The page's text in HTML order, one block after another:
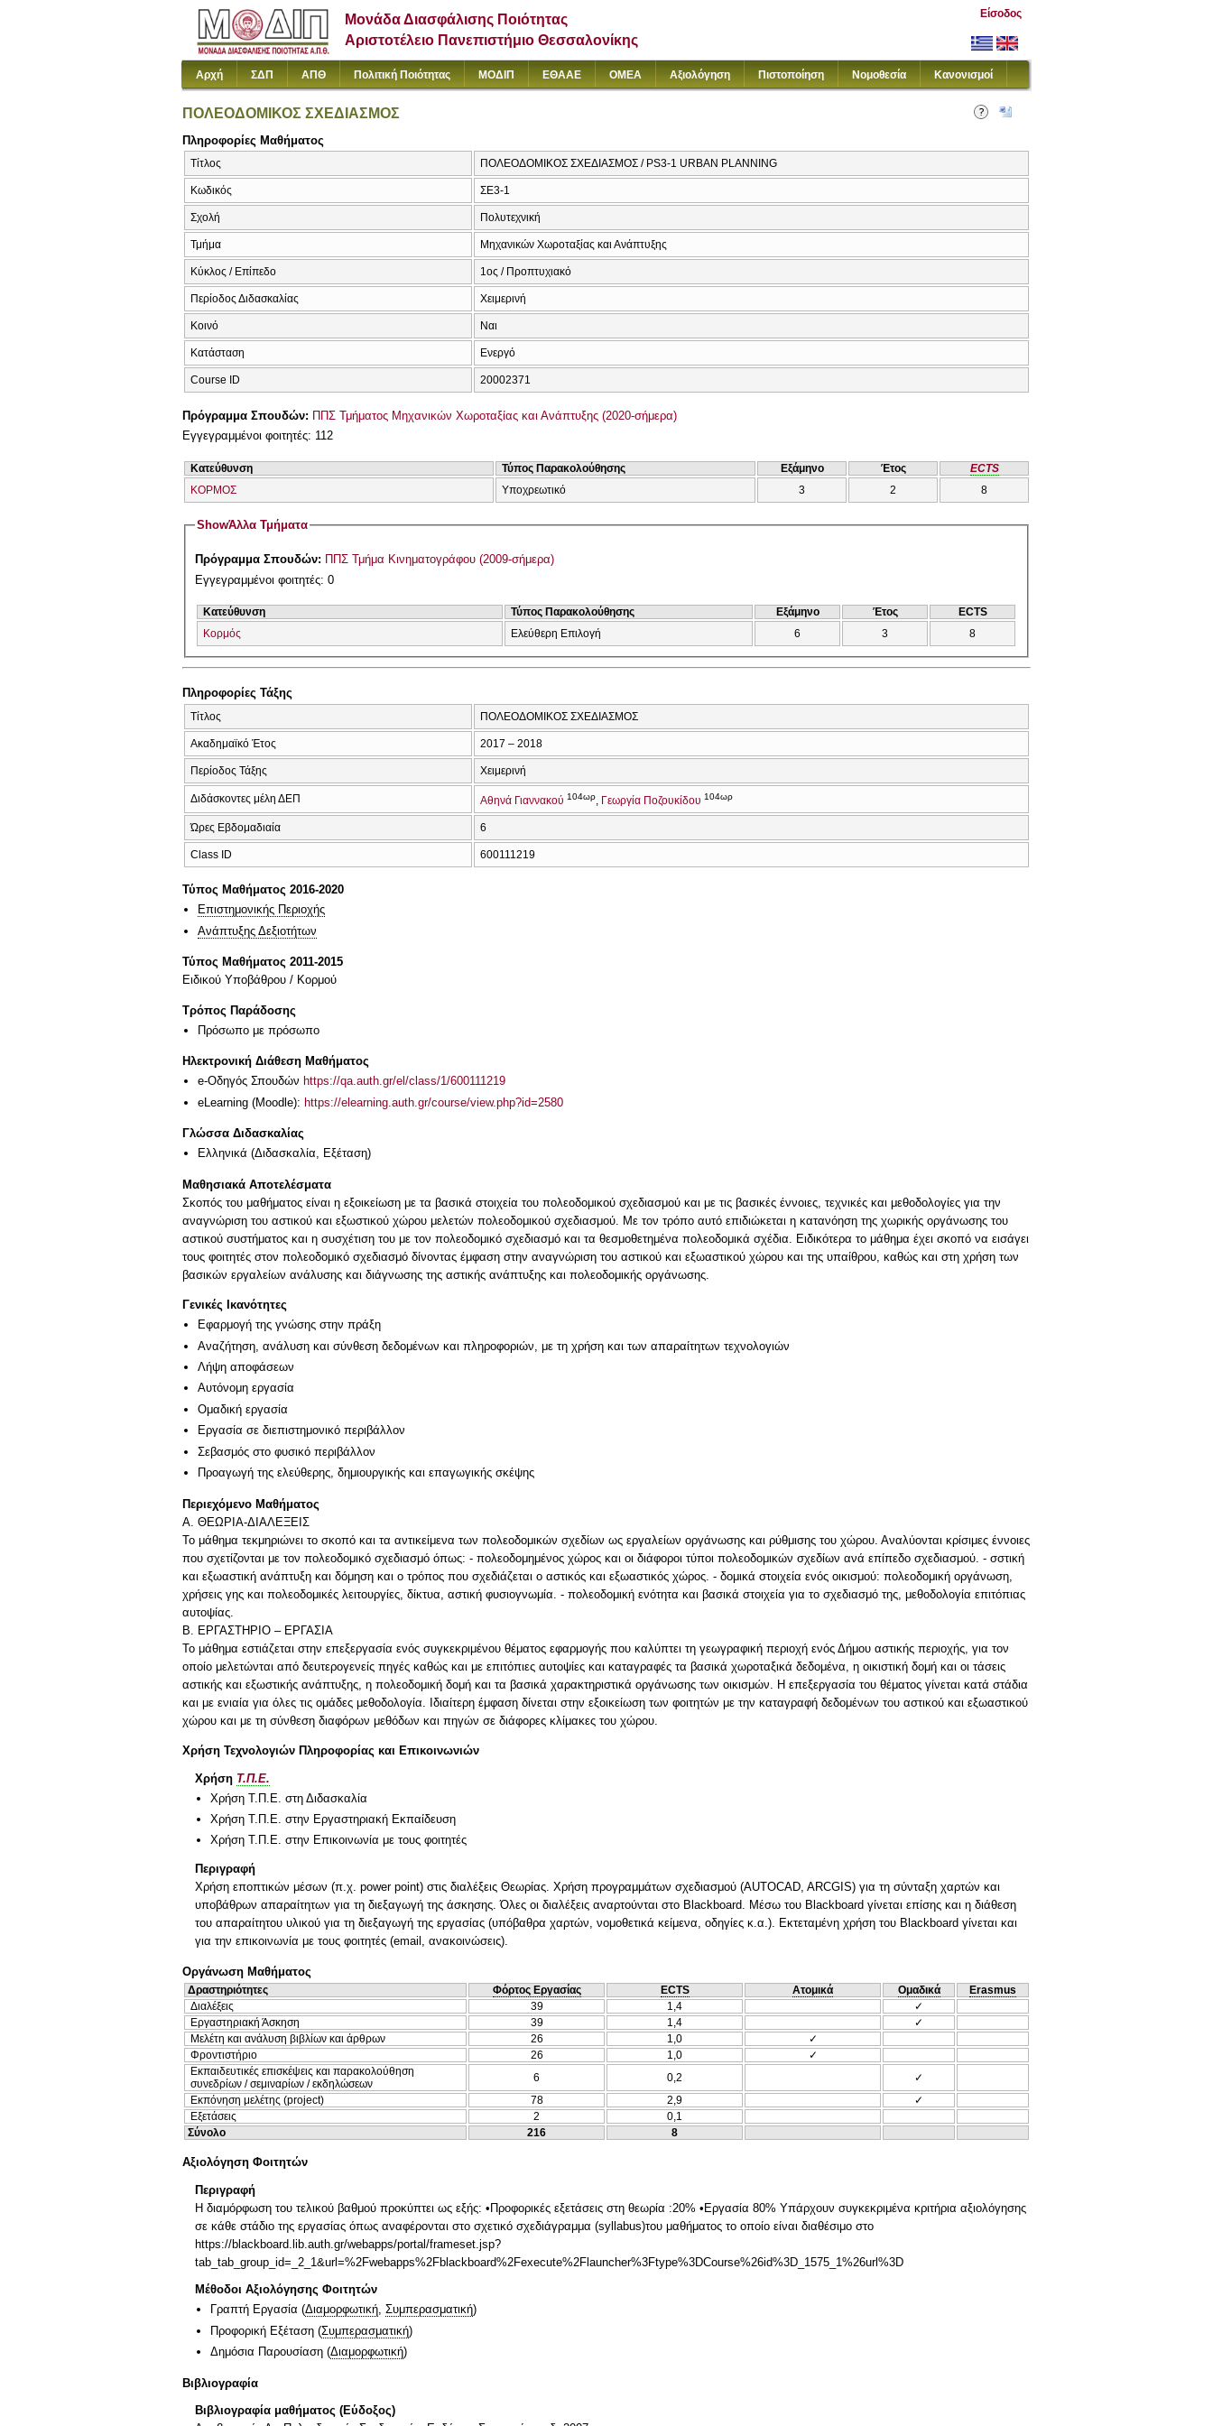
Μονάδα Διασφάλισης Ποιότητας
Αριστοτέλειο Πανεπιστήμιο Θεσσαλονίκης
Είσοδος
Αρχή ΣΔΠ ΑΠΘ Πολιτική Ποιότητας ΜΟΔΙΠ ΕΘΑΑΕ ΟΜΕΑ Αξιολόγηση Πιστοποίηση Νομοθεσία Κανονισμοί
ΠΟΛΕΟΔΟΜΙΚΟΣ ΣΧΕΔΙΑΣΜΟΣ
Πληροφορίες Μαθήματος
Τίτλος ΠΟΛΕΟΔΟΜΙΚΟΣ ΣΧΕΔΙΑΣΜΟΣ / PS3-1 URBAN PLANNING
Κωδικός ΣΕ3-1
Σχολή Πολυτεχνική
Τμήμα Μηχανικών Χωροταξίας και Ανάπτυξης
Κύκλος / Επίπεδο 1ος / Προπτυχιακό
Περίοδος Διδασκαλίας Χειμερινή
Κοινό Ναι
Κατάσταση Ενεργό
Course ID 20002371
Πρόγραμμα Σπουδών: ΠΠΣ Τμήματος Μηχανικών Χωροταξίας και Ανάπτυξης (2020-σήμερα)
Εγγεγραμμένοι φοιτητές: 112
Κατεύθυνση Τύπος Παρακολούθησης Εξάμηνο Έτος
ECTS
ΚΟΡΜΟΣ
Υποχρεωτικό 3 2 8
ShowΆλλα Τμήματα
Πρόγραμμα Σπουδών: ΠΠΣ Τμήμα Κινηματογράφου (2009-σήμερα)
Εγγεγραμμένοι φοιτητές: 0
Κατεύθυνση Τύπος Παρακολούθησης Εξάμηνο Έτος
ECTS
Κορμός
Ελεύθερη Επιλογή 6 3 8
Πληροφορίες Τάξης
Τίτλος ΠΟΛΕΟΔΟΜΙΚΟΣ ΣΧΕΔΙΑΣΜΟΣ
Ακαδημαϊκό Έτος 2017 – 2018
Περίοδος Τάξης Χειμερινή
Διδάσκοντες μέλη ΔΕΠ Αθηνά Γιαννακού 104ωρ Γεωργία Ποζουκίδου 104ωρ
Ώρες Εβδομαδιαία 6
Class ID 600111219
Τύπος Μαθήματος 2016-2020
Επιστημονικής Περιοχής
Ανάπτυξης Δεξιοτήτων
Τύπος Μαθήματος 2011-2015
Ειδικού Υποβάθρου / Κορμού
Τρόπος Παράδοσης
Πρόσωπο με πρόσωπο
Ηλεκτρονική Διάθεση Μαθήματος
e-Οδηγός Σπουδών https://qa.auth.gr/el/class/1/600111219
eLearning (Moodle): https://elearning.auth.gr/course/view.php?id=2580
Γλώσσα Διδασκαλίας
Ελληνικά (Διδασκαλία, Εξέταση)
Μαθησιακά Αποτελέσματα
Σκοπός του μαθήματος είναι η εξοικείωση με τα βασικά στοιχεία του πολεοδομικού σχεδιασμού και με τις βασικές έννοιες, τεχνικές και μεθοδολογίες για την
αναγνώριση του αστικού και εξωστικού χώρου μελετών πολεοδομικού σχεδιασμού. Με τον τρόπο αυτό επιδιώκεται η κατανόηση της χωρικής οργάνωσης του
αστικού συστήματος και η συσχέτιση του με τον πολεοδομικό σχεδιασμό και τα θεσμοθετημένα πολεοδομικά σχέδια. Ειδικότερα το μάθημα έχει σκοπό να εισάγει
τους φοιτητές στον πολεοδομικό σχεδιασμό δίνοντας έμφαση στην αναγνώριση του αστικού και εξωαστικού χώρου και της υπαίθρου, καθώς και στη χρήση των
βασικών εργαλείων ανάλυσης και διάγνωσης της αστικής ανάπτυξης και πολεοδομικής οργάνωσης.
Γενικές Ικανότητες
Εφαρμογή της γνώσης στην πράξη
Αναζήτηση, ανάλυση και σύνθεση δεδομένων και πληροφοριών, με τη χρήση και των απαραίτητων τεχνολογιών
Λήψη αποφάσεων
Αυτόνομη εργασία
Ομαδική εργασία
Εργασία σε διεπιστημονικό περιβάλλον
Σεβασμός στο φυσικό περιβάλλον
Προαγωγή της ελεύθερης, δημιουργικής και επαγωγικής σκέψης
Περιεχόμενο Μαθήματος
Α. ΘΕΩΡΙΑ-ΔΙΑΛΕΞΕΙΣ
Το μάθημα τεκμηριώνει το σκοπό και τα αντικείμενα των πολεοδομικών σχεδίων ως εργαλείων οργάνωσης και ρύθμισης του χώρου. Αναλύονται κρίσιμες έννοιες
που σχετίζονται με τον πολεοδομικό σχεδιασμό όπως: - πολεοδομημένος χώρος και οι διάφοροι τύποι πολεοδομικών σχεδίων ανά επίπεδο σχεδιασμού. - σστική
και εξωαστική ανάπτυξη και δόμηση και ο τρόπος που σχεδιάζεται ο αστικός και εξωαστικός χώρος. - δομικά στοιχεία ενός οικισμού: πολεοδομική οργάνωση,
χρήσεις γης και πολεοδομικές λειτουργίες, δίκτυα, αστική φυσιογνωμία. - πολεοδομική ενότητα και βασικά στοιχεία για το σχεδιασμό της, μεθοδολογία επιτόπιας
αυτοψίας.
Β. ΕΡΓΑΣΤΗΡΙΟ – ΕΡΓΑΣΙΑ
Το μάθημα εστιάζεται στην επεξεργασία ενός συγκεκριμένου θέματος εφαρμογής που καλύπτει τη γεωγραφική περιοχή ενός Δήμου αστικής περιοχής, για τον
οποίο μελετώνται από δευτερογενείς πηγές καθώς και με επιτόπιες αυτοψίες και καταγραφές τα βασικά χωροταξικά δεδομένα, η οικιστική δομή και οι τάσεις
αστικής και εξωστικής ανάπτυξης, η πολεοδομική δομή και τα βασικά χαρακτηριστικά οργάνωσης των οικισμών. Η επεξεργασία του θέματος γίνεται κατά στάδια
και με ενιαία για όλες τις ομάδες μεθοδολογία. Ιδιαίτερη έμφαση δίνεται στην εξοικείωση των φοιτητών με την καταγραφή δεδομένων του αστικού και εξωαστικού
Χρήση Τεχνολογιών Πληροφορίας και Επικοινωνιών
Χρήση Τ.Π.Ε.
Χρήση Τ.Π.Ε. στη Διδασκαλία
Χρήση Τ.Π.Ε. στην Εργαστηριακή Εκπαίδευση
Χρήση Τ.Π.Ε. στην Επικοινωνία με τους φοιτητές
Περιγραφή
Χρήση εποπτικών μέσων (π.χ. power point) στις διαλέξεις Θεωρίας. Χρήση προγραμμάτων σχεδιασμού (AUTOCAD, ARCGIS) για τη σύνταξη χαρτών και
υποβάθρων απαραίτητων για τη διεξαγωγή της άσκησης. Όλες οι διαλέξεις αναρτούνται στο Blackboard. Μέσω του Blackboard γίνεται επίσης και η διάθεση
του απαραίτητου υλικού για τη διεξαγωγή της εργασίας (υπόβαθρα χαρτών, νομοθετικά κείμενα, οδηγίες κ.α.). Εκτεταμένη χρήση του Blackboard γίνεται και
για την επικοινωνία με τους φοιτητές (email, ανακοινώσεις).
Οργάνωση Μαθήματος
Δραστηριότητες Φόρτος Εργασίας ECTS Ατομικά Ομαδικά
Erasmus
Διαλέξεις
39 1,4
✓
Εργαστηριακή Άσκηση
39 1,4
✓
Μελέτη και ανάλυση βιβλίων και άρθρων
26 1,0
✓
Φροντιστήριο
26 1,0
✓
Εκπαιδευτικές επισκέψεις και παρακολούθηση
συνεδρίων / σεμιναρίων / εκδηλώσεων
6 0,2
✓
Εκπόνηση μελέτης (project)
78 2,9
✓
Εξετάσεις
2
0,1
Σύνολο
216 8
Αξιολόγηση Φοιτητών
Περιγραφή
Η διαμόρφωση του τελικού βαθμού προκύπτει ως εξής: •Προφορικές εξετάσεις στη θεωρία :20% •Εργασία 80% Υπάρχουν συγκεκριμένα κριτήρια αξιολόγησης
σε κάθε στάδιο της εργασίας όπως αναφέρονται στο σχετικό σχεδιάγραμμα (syllabus)του μαθήματος το οποίο είναι διαθέσιμο στο
https://blackboard.lib.auth.gr/webapps/portal/frameset.jsp?
tab_tab_group_id=_2_1&url=%2Fwebapps%2Fblackboard%2Fexecute%2Flauncher%3Ftype%3DCourse%26id%3D_1575_1%26url%3D
Μέθοδοι Αξιολόγησης Φοιτητών
Γραπτή Εργασία (Διαμορφωτική, Συμπερασματική)
Προφορική Εξέταση (Συμπερασματική)
Δημόσια Παρουσίαση (Διαμορφωτική)
Βιβλιογραφία
Βιβλιογραφία μαθήματος (Εύδοξος)